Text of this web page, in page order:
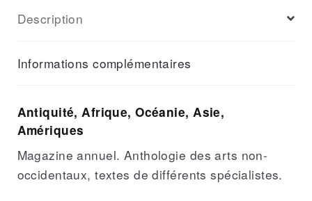
Description
Informations complémentaires
Antiquité, Afrique, Océanie, Asie,
Amériques
Magazine annuel. Anthologie des arts non-
occidentaux, textes de différents spécialistes.